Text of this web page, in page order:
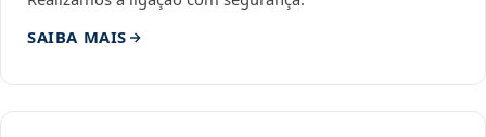
SAIBA MAIS